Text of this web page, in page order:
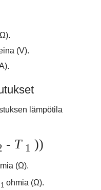
(V).
lämpötila
- T 1 ))
(Ω).
1 ohmia (Ω).